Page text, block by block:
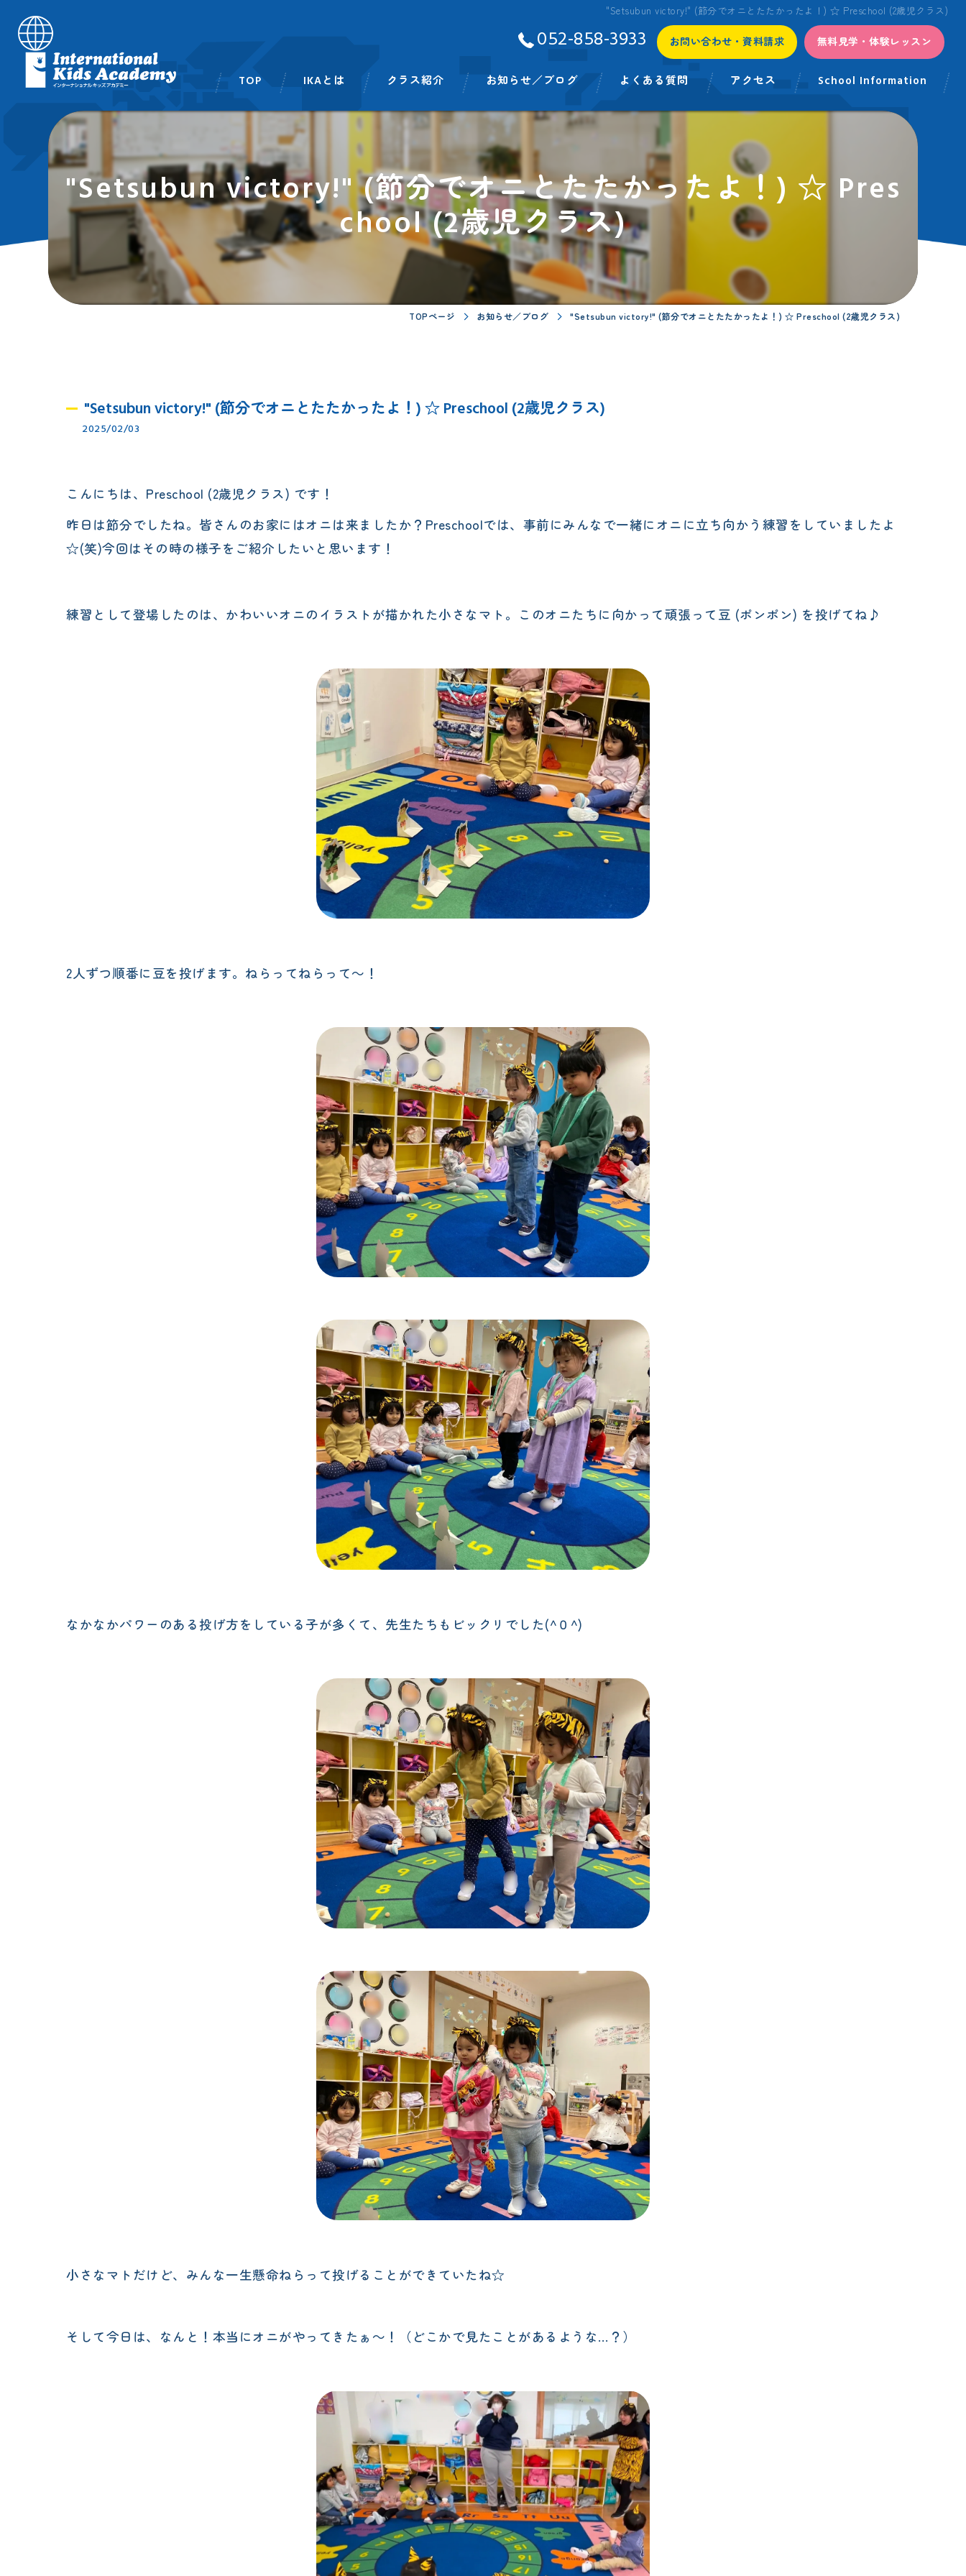
"Setsubun victory!" (節分でオニとたたかったよ！) ☆ Preschool (2歳児クラス)
052-858-3933 お問い合わせ・資料請求 無料見学・体験レッスン
TOP IKAとは
スタッフ
クラス紹介
ベビークラス
スモールキッズクラス
プリスクールクラス
キンディクラス
イングリッシュタイム
ビッグキッズイングリッシュタイム
お知らせ／ブログ よくある質問 アクセス School Information
"Setsubun victory!" (節分でオニとたたかったよ！) ☆ Pres
chool (2歳児クラス)
TOPページ お知らせ／ブログ "Setsubun victory!" (節分でオニとたたかったよ！) ☆ Preschool (2歳児クラス)
"Setsubun victory!" (節分でオニとたたかったよ！) ☆ Preschool (2歳児クラス)
2025/02/03
こんにちは、Preschool (2歳児クラス) です！
昨日は節分でしたね。皆さんのお家にはオニは来ましたか？Preschoolでは、事前にみんなで一緒にオニに立ち向かう練習をしていましたよ
☆(笑)今回はその時の様子をご紹介したいと思います！
練習として登場したのは、かわいいオニのイラストが描かれた小さなマト。このオニたちに向かって頑張って豆 (ポンポン) を投げてね♪
2人ずつ順番に豆を投げます。ねらってねらって～！
なかなかパワーのある投げ方をしている子が多くて、先生たちもビックリでした(^０^)
小さなマトだけど、みんな一生懸命ねらって投げることができていたね☆
そして今日は、なんと！本当にオニがやってきたぁ～！（どこかで見たことがあるような…？）